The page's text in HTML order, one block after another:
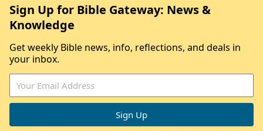
Sign Up for Bible Gateway: News &
Knowledge
Get weekly Bible news, info, reflections, and deals in
your inbox.